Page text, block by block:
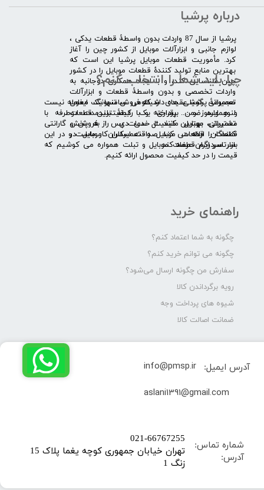
درباره پرشیا
​پرشیا از سال 87 واردات بدون واسطۀ قطعات یدکی ،
لوازم جانبی و ابزارآلات موبایل از کشور چین را آغاز
کرد. مأموریت قطعات موبایل پرشیا این است که
بهترین منابع تولید کنندۀ قطعات موبایل را در کشور
چین شناسایی کند، و با ایجاد همکاری دوجانبه به
واردات تخصصی و بدون واسطۀ قطعات و ابزارآلات
تعمیراتی گوشی های شیائومی سامسونگ ایفون
لنوو ایسوز و .... پرداخته و با کیفیت­ترین قطعات
تعمیراتی موبایل مانند ال سی دی را به پخش
کنندگان قطعات موبایل و تعمیرکاران موبایل در
سرتاسر ایران عرضه کند.
راهنمای خرید
چگونه به شما اعتماد کنم؟
چگونه می توانم خرید کنم؟
سفارش من چگونه ارسال می‌شود؟
رویه برگرداندن کالا
شیوه های پرداخت وجه
ضمانت اصالت کالا
چرا باید شما را انتخاب کنم؟
​​ ​مجموعۀ پرشیا عقیده دارد که فروش تنها یک معامله نیست
و همواره ضمن برقراری یک رابطۀ بلندمدت دوطرفه با
مشتریان، بهترین کیفیت خدمات پس از فروش و گارانتی
قطعات را ارائه می­ کند. صداقت اساس کار ماست و در این
بازار سردرگم قطعات موبایل و تبلت همواره می کوشیم که
قیمت را در حد کیفیت محصول ارائه کنیم.
شماره تماس:
آدرس:
​021-66767255
تهران خیابان جمهوری کوچه یغما پلاک 15
زنگ 1
آدرس ایمیل:
info@pmsp.ir
​aslani1391@gmail.com